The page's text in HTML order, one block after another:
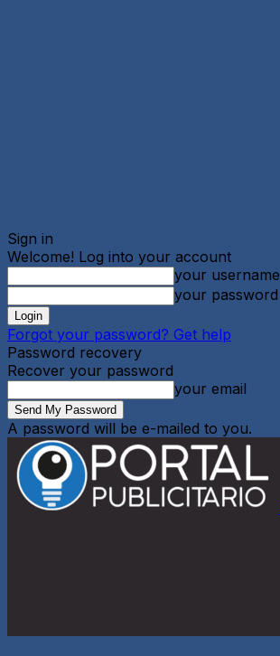
Sign in
Welcome! Log into your account
your username
your password
Forgot your password? Get help
Password recovery
Recover your password
your email
A password will be e-mailed to you.